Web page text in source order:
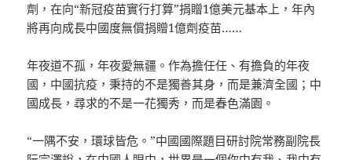
劑，在向“新冠疫苗實行打算”捐贈1億美元基本上，年內
將再向成長中國度無償捐贈1億劑疫苗……
年夜道不孤，年夜愛無疆。作為擔任任、有擔負的年夜
國，中國抗疫，秉持的不是獨善其身，而是兼濟全國；中
國成長，尋求的不是一花獨秀，而是春色滿園。
“一隅不安，環球皆危。”中國國際題目研討院常務副院長